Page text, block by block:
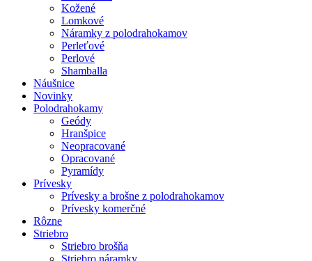
Kožené
Lomkové
Náramky z polodrahokamov
Perleťové
Perlové
Shamballa
Náušnice
Novinky
Polodrahokamy
Geódy
Hranšpice
Neopracované
Opracované
Pyramídy
Prívesky
Prívesky a brošne z polodrahokamov
Prívesky komerčné
Rôzne
Striebro
Striebro brošňa
Striebro náramky